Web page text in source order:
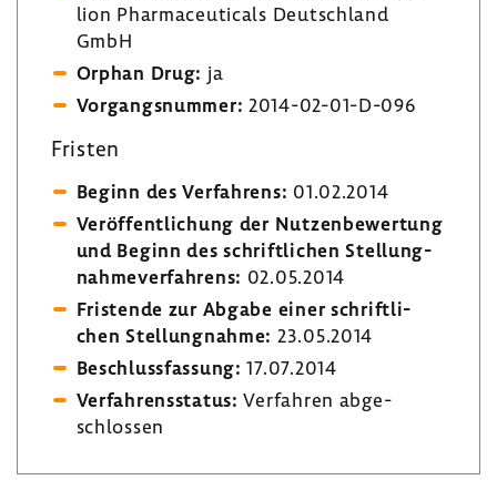
lion Phar­ma­ceu­ti­cals Deutsch­land
GmbH
Orphan Drug: ja
Vorgangs­nummer: 2014-​02-01-D-096
Fristen
Beginn des Verfah­rens: 01.02.2014
Veröf­fent­li­chung der Nutzen­be­wer­tung
und Beginn des schrift­li­chen Stel­lung­
nah­me­ver­fah­rens: 02.05.2014
Fris­tende zur Abgabe einer schrift­li­
chen Stel­lung­nahme: 23.05.2014
Beschluss­fas­sung: 17.07.2014
Verfah­rens­status: Verfahren abge­
schlossen